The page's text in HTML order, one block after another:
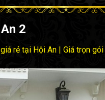
2
rẻ tại Hội An | Giá trọn gói